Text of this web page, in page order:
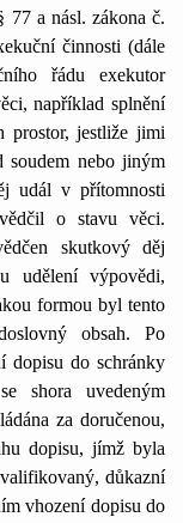
77 a násl. zákona č.
činnosti (dále
řádu exekutor
například splnění
prostor, jestliže jimi
soudem nebo jiným
udál v přítomnosti
o stavu věci.
skutkový děj
udělení výpovědi,
formou byl tento
obsah. Po
dopisu do schránky
shora uvedeným
za doručenou,
dopisu, jímž byla
důkazní
vhození dopisu do